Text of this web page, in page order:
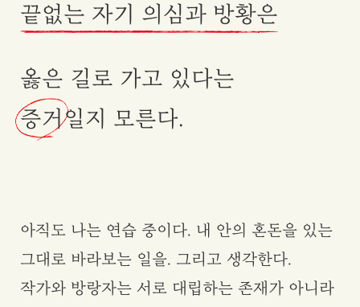
끝없는 자기 의심과 방황은
옳은 길로 가고 있다는
증거일지 모른다.
아직도 나는 연습 중이다. 내 안의 혼돈을 있는
그대로 바라보는 일을. 그리고 생각한다.
작가와 방랑자는 서로 대립하는 존재가 아니라